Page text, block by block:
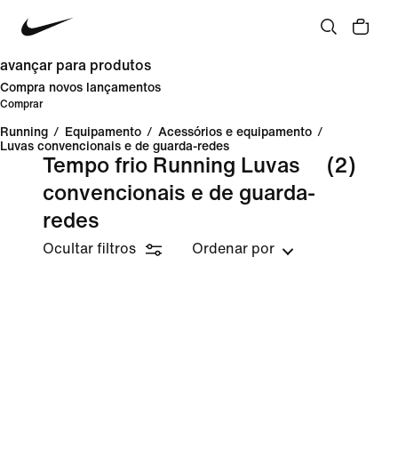
avançar para produtos
Compra novos lançamentos
Comprar
Running / Equipamento / Acessórios e equipamento /
Luvas convencionais e de guarda-redes
Tempo frio Running Luvas
convencionais e de guarda-
redes
(2)
Ocultar filtros Ordenar por